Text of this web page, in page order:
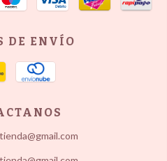
DE ENVÍO